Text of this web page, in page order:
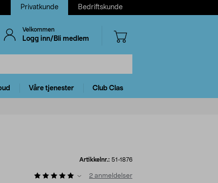
Privatkunde Bedriftskunde
Velkommen
Logg inn/Bli medlem
Våre tjenester Club Clas
Artikkelnr.: 51-1876
2 anmeldelser